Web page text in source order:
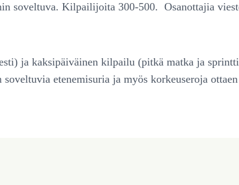
soveltuva. Kilpailijoita 300-500. Osanottajia
ja kaksipäiväinen kilpailu (pitkä matka ja
soveltuvia etenemisuria ja myös korkeuseroja